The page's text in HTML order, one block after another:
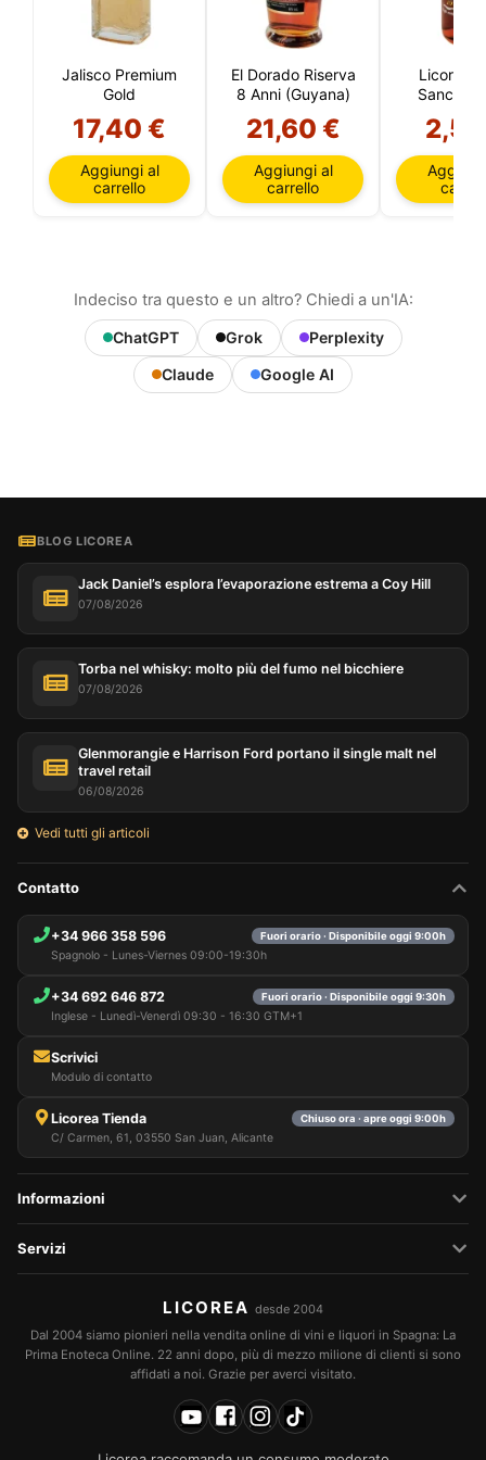
Jalisco Premium
Gold
17,40 €
Aggiungi al
carrello
El Dorado Riserva
8 Anni (Guyana)
21,60 €
Aggiungi al
carrello
Licor de
Sancho
Indeciso tra questo e un altro? Chiedi a un'IA:
ChatGPT Grok
Perplexity
Claude
Google AI
BLOG LICOREA
Jack Daniel’s esplora l’evaporazione estrema a Coy Hill
07/08/2026
Torba nel whisky: molto più del fumo nel bicchiere
07/08/2026
Glenmorangie e Harrison Ford portano il single malt nel
travel retail
06/08/2026
Vedi tutti gli articoli
Contatto
+34 966 358 596 Fuori orario · Disponibile oggi 9:00h
Spagnolo - Lunes-Viernes 09:00-19:30h
+34 692 646 872 Fuori orario · Disponibile oggi 9:30h
Inglese - Lunedì-Venerdì 09:30 - 16:30 GTM+1
Scrivici
Modulo di contatto
Licorea Tienda Chiuso ora · apre oggi 9:00h
C/ Carmen, 61, 03550 San Juan, Alicante
Informazioni
Servizi
LICOREA desde 2004
Dal 2004 siamo pionieri nella vendita online di vini e liquori in Spagna: La
Prima Enoteca Online. 22 anni dopo, più di mezzo milione di clienti si sono
affidati a noi. Grazie per averci visitato.